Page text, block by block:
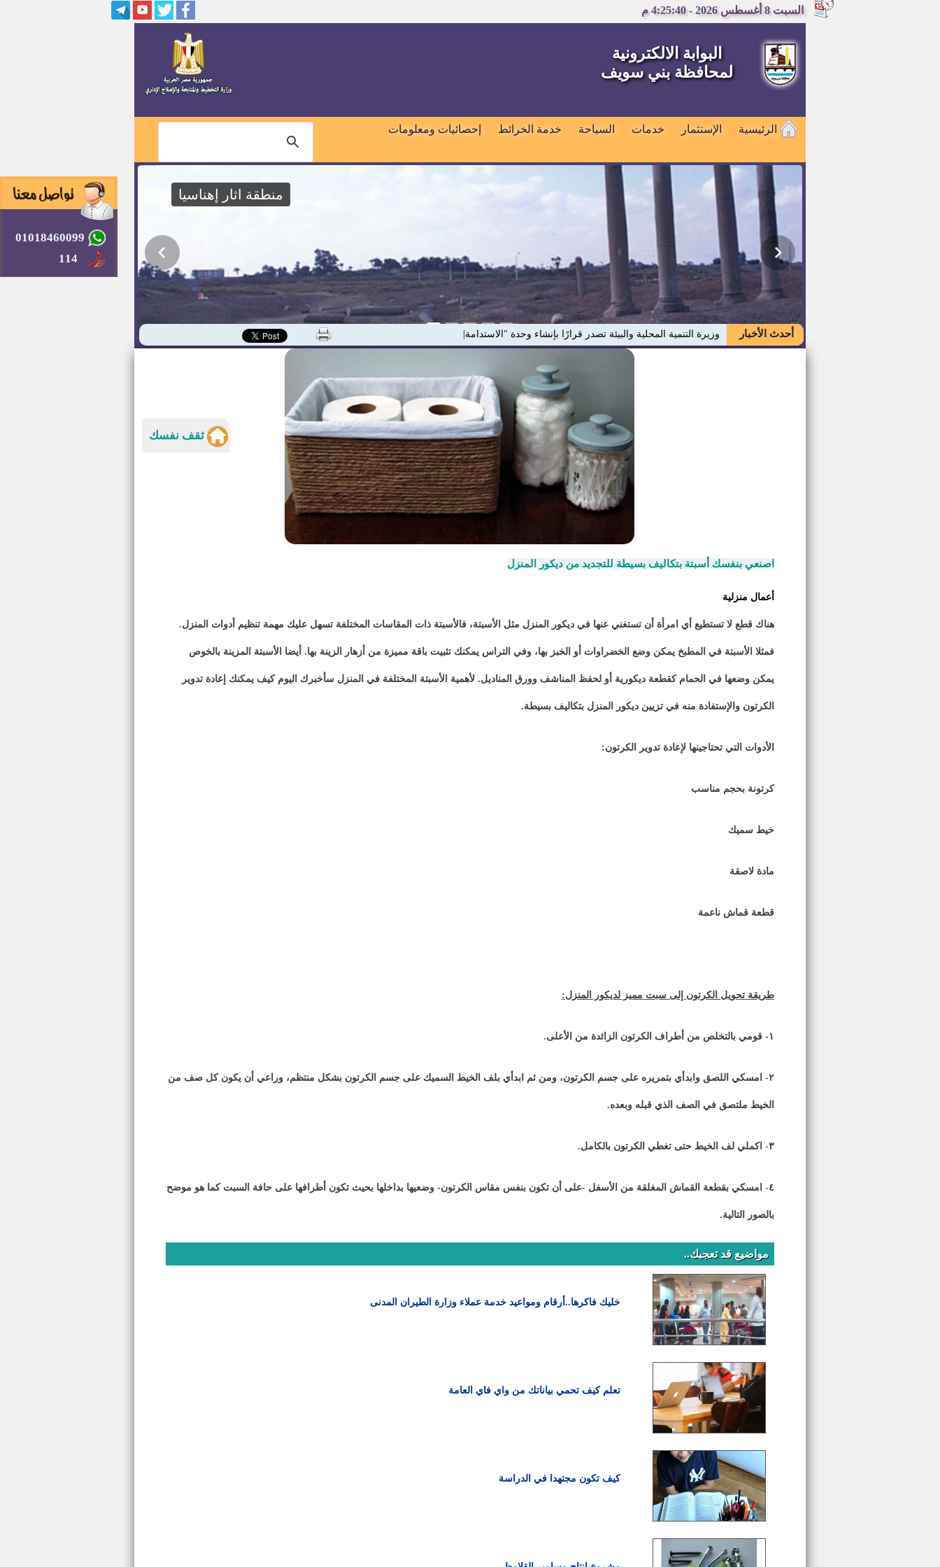
01018460099
114
السبت 8 أغسطس 2026 - 4:25:40 م
البوابة الالكترونية
لمحافظة بني سويف
الرئيسية الإستثمار خدمات السياحة خدمة الخرائط إحصائيات ومعلومات
منطقة اثار إهناسيا
أحدث الأخبار وزيرة التنمية المحلية والبيئة تصدر قرارًا بإنشاء وحدة "الاستدامة والمسئولية ال|
ثقف نفسك
اصنعي بنفسك أسبتة بتكاليف بسيطة للتجديد من ديكور المنزل
أعمال منزلية
هناك قطع لا تستطيع أي امرأة أن تستغني عنها في ديكور المنزل مثل الأسبتة، فالأسبتة ذات المقاسات المختلفة تسهل عليك مهمة تنظيم أدوات المنزل.
فمثلا الأسبتة في المطبخ يمكن وضع الخضراوات أو الخبز بها، وفي التراس يمكنك تثبيت باقة مميزة من أزهار الزينة بها. أيضا الأسبتة المزينة بالخوص
يمكن وضعها في الحمام كقطعة ديكورية أو لحفظ المناشف وورق المناديل. لأهمية الأسبتة المختلفة في المنزل سأخبرك اليوم كيف يمكنك إعادة تدوير
الكرتون والإستفادة منه في تزيين ديكور المنزل بتكاليف بسيطة.
الأدوات التي تحتاجينها لإعادة تدوير الكرتون:
كرتونة بحجم مناسب
خيط سميك
مادة لاصقة
قطعة قماش ناعمة
طريقة تحويل الكرتون إلى سبت مميز لديكور المنزل:
١- قومي بالتخلص من أطراف الكرتون الزائدة من الأعلى.
٢- امسكي اللصق وابدأي بتمريره على جسم الكرتون، ومن ثم ابدأي بلف الخيط السميك على جسم الكرتون بشكل منتظم، وراعي أن يكون كل صف من
الخيط ملتصق في الصف الذي قبله وبعده.
٣- اكملي لف الخيط حتى تغطي الكرتون بالكامل.
٤- امسكي بقطعة القماش المغلقة من الأسفل -على أن تكون بنفس مقاس الكرتون- وضعيها بداخلها بحيث تكون أطرافها على حافة السبت كما هو موضح
بالصور التالية.
مواضيع قد تعجبك..
خليك فاكرها..أرقام ومواعيد خدمة عملاء وزارة الطيران المدنى
تعلم كيف تحمي بياناتك من واي فاي العامة
كيف تكون مجتهدا في الدراسة